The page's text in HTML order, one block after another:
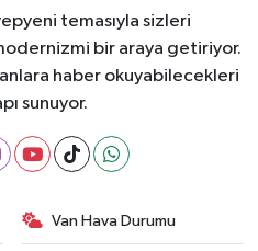
temasıyla sizleri
bir araya getiriyor.
haber okuyabilecekleri
sunuyor.
Van Hava Durumu